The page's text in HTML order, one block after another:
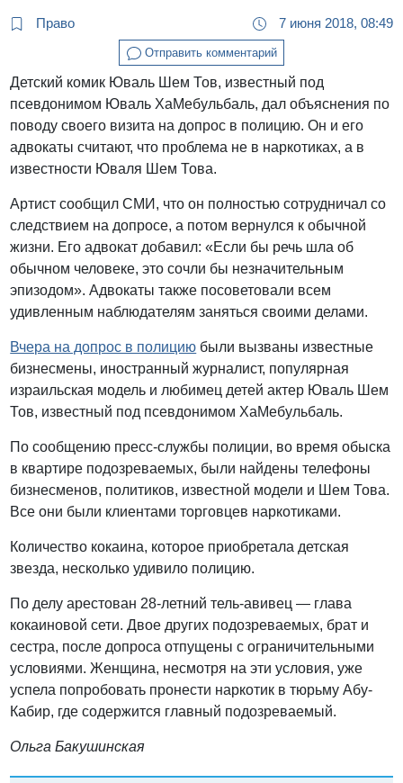
Право 7 июня 2018, 08:49
Отправить комментарий
Детский комик Юваль Шем Тов, известный под
псевдонимом Юваль ХаМебульбаль, дал объяснения по
поводу своего визита на допрос в полицию. Он и его
адвокаты считают, что проблема не в наркотиках, а в
известности Юваля Шем Това.
Артист сообщил СМИ, что он полностью сотрудничал со
следствием на допросе, а потом вернулся к обычной
жизни. Его адвокат добавил: «Если бы речь шла об
обычном человеке, это сочли бы незначительным
эпизодом». Адвокаты также посоветовали всем
удивленным наблюдателям заняться своими делами.
Вчера на допрос в полицию были вызваны известные
бизнесмены, иностранный журналист, популярная
израильская модель и любимец детей актер Юваль Шем
Тов, известный под псевдонимом ХаМебульбаль.
По сообщению пресс-службы полиции, во время обыска
в квартире подозреваемых, были найдены телефоны
бизнесменов, политиков, известной модели и Шем Това.
Все они были клиентами торговцев наркотиками.
Количество кокаина, которое приобретала детская
звезда, несколько удивило полицию.
По делу арестован 28-летний тель-авивец — глава
кокаиновой сети. Двое других подозреваемых, брат и
сестра, после допроса отпущены с ограничительными
условиями. Женщина, несмотря на эти условия, уже
успела попробовать пронести наркотик в тюрьму Абу-
Кабир, где содержится главный подозреваемый.
Ольга Бакушинская